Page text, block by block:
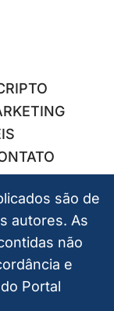
são de
autores. As
não
e
Portal